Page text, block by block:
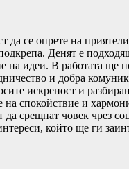
да се опрете на
Денят е
на идеи. В работата ще
и добра
искреност и
на спокойствие и
да срещнат човек чрез
който ще ги